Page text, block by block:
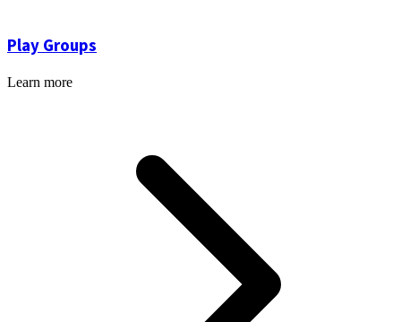
Play Groups
Learn more